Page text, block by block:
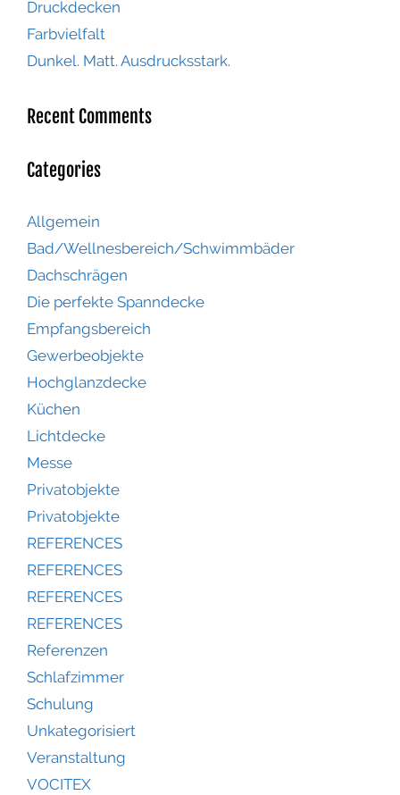
Druckdecken
Farbvielfalt
Dunkel. Matt. Ausdrucksstark.
Recent Comments
Categories
Allgemein
Bad/Wellnesbereich/Schwimmbäder
Dachschrägen
Die perfekte Spanndecke
Empfangsbereich
Gewerbeobjekte
Hochglanzdecke
Küchen
Lichtdecke
Messe
Privatobjekte
Privatobjekte
REFERENCES
REFERENCES
REFERENCES
REFERENCES
Referenzen
Schlafzimmer
Schulung
Unkategorisiert
Veranstaltung
VOCITEX